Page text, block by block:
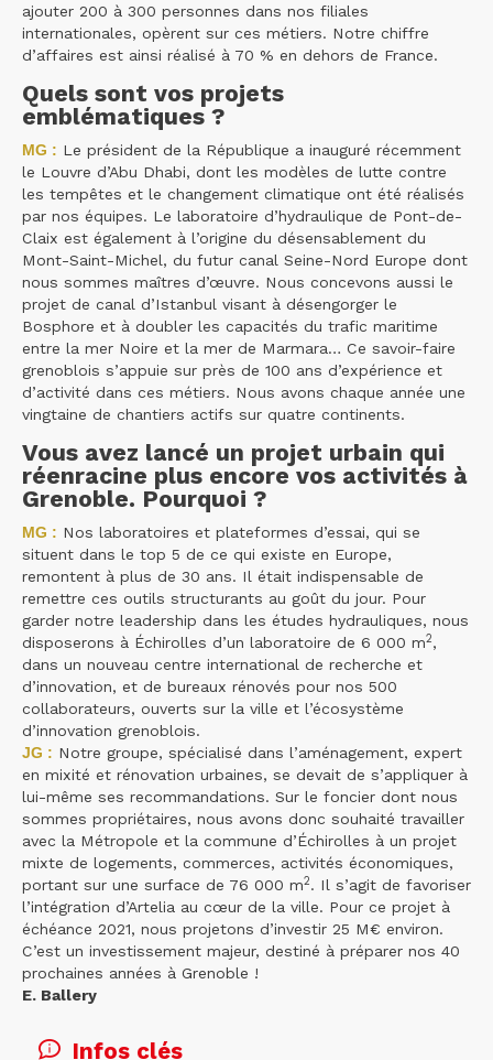
ajouter 200 à 300 personnes dans nos filiales
internationales, opèrent sur ces métiers. Notre chiffre
d’affaires est ainsi réalisé à 70 % en dehors de France.
Quels sont vos projets
emblématiques ?
MG : Le président de la République a inauguré récemment
le Louvre d’Abu Dhabi, dont les modèles de lutte contre
les tempêtes et le changement climatique ont été réalisés
par nos équipes. Le laboratoire d’hydraulique de Pont-de-
Claix est également à l’origine du désensablement du
Mont-Saint-Michel, du futur canal Seine-Nord Europe dont
nous sommes maîtres d’œuvre. Nous concevons aussi le
projet de canal d’Istanbul visant à désengorger le
Bosphore et à doubler les capacités du trafic maritime
entre la mer Noire et la mer de Marmara… Ce savoir-faire
grenoblois s’appuie sur près de 100 ans d’expérience et
d’activité dans ces métiers. Nous avons chaque année une
vingtaine de chantiers actifs sur quatre continents.
Vous avez lancé un projet urbain qui
réenracine plus encore vos activités à
Grenoble. Pourquoi ?
MG : Nos laboratoires et plateformes d’essai, qui se
situent dans le top 5 de ce qui existe en Europe,
remontent à plus de 30 ans. Il était indispensable de
remettre ces outils structurants au goût du jour. Pour
garder notre leadership dans les études hydrauliques, nous
disposerons à Échirolles d’un laboratoire de 6 000 m2,
dans un nouveau centre international de recherche et
d’innovation, et de bureaux rénovés pour nos 500
collaborateurs, ouverts sur la ville et l’écosystème
d’innovation grenoblois.
JG : Notre groupe, spécialisé dans l’aménagement, expert
en mixité et rénovation urbaines, se devait de s’appliquer à
lui-même ses recommandations. Sur le foncier dont nous
sommes propriétaires, nous avons donc souhaité travailler
avec la Métropole et la commune d’Échirolles à un projet
mixte de logements, commerces, activités économiques,
portant sur une surface de 76 000 m2. Il s’agit de favoriser
l’intégration d’Artelia au cœur de la ville. Pour ce projet à
échéance 2021, nous projetons d’investir 25 M€ environ.
C’est un investissement majeur, destiné à préparer nos 40
prochaines années à Grenoble !
E. Ballery
Infos clés